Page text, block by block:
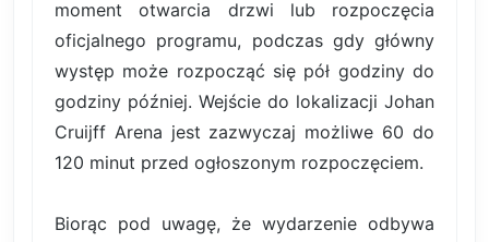
moment otwarcia drzwi lub rozpoczęcia
oficjalnego programu, podczas gdy główny
występ może rozpocząć się pół godziny do
godziny później. Wejście do lokalizacji Johan
Cruijff Arena jest zazwyczaj możliwe 60 do
120 minut przed ogłoszonym rozpoczęciem.
Biorąc pod uwagę, że wydarzenie odbywa